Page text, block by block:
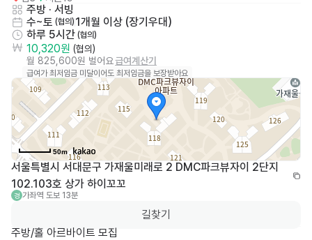
주방 · 서빙
수~토 (협의) 1개월 이상 (장기우대)
하루 5시간 (협의)
10,320원 (협의)
월 825,600원 벌어요급여계산기
급여가 최저임금 미달이어도 최저임금을 보장받아요
50m
서울특별시 서대문구 가재울미래로 2 DMC파크뷰자이 2단지
102.103호 상가 하이꼬꼬
경 가좌역 도보 13분
길찾기
주방/홀 아르바이트 모집